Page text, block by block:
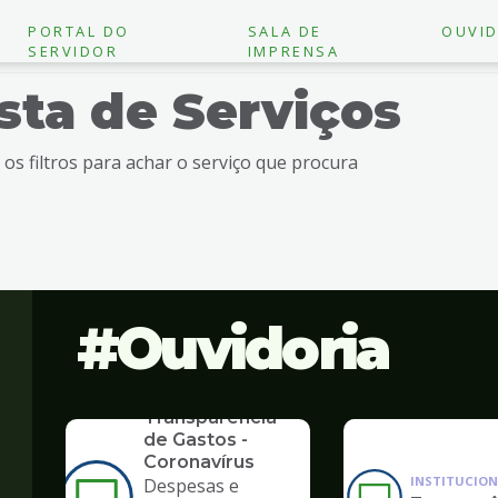
PORTAL DO
SERVIDOR
SALA DE
IMPRENSA
de Serviços
os filtros para achar o serviço que procura
Ouvidoria
Transparência
de Gastos -
Coronavírus
Despesas e